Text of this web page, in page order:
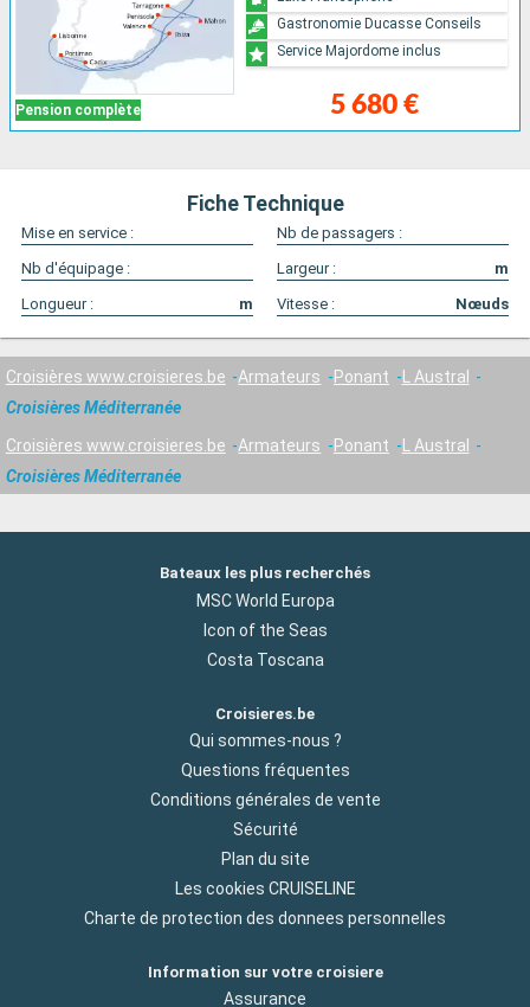
Pension complète 5 680 €
Gastronomie Ducasse Conseils
Service Majordome inclus
Fiche Technique
Mise en service :
Nb de passagers :
Nb d'équipage :
Largeur :
m
Longueur :
m Vitesse : Nœuds
Croisières www.croisieres.be Armateurs Ponant
L Austral
Croisières Méditerranée
Croisières www.croisieres.be Armateurs Ponant
L Austral
Croisières Méditerranée
Bateaux les plus recherchés
MSC World Europa
Icon of the Seas
Costa Toscana
Croisieres.be
Qui sommes-nous ?
Questions fréquentes
Conditions générales de vente
Sécurité
Plan du site
Les cookies CRUISELINE
Charte de protection des donnees personnelles
Information sur votre croisiere
Assurance